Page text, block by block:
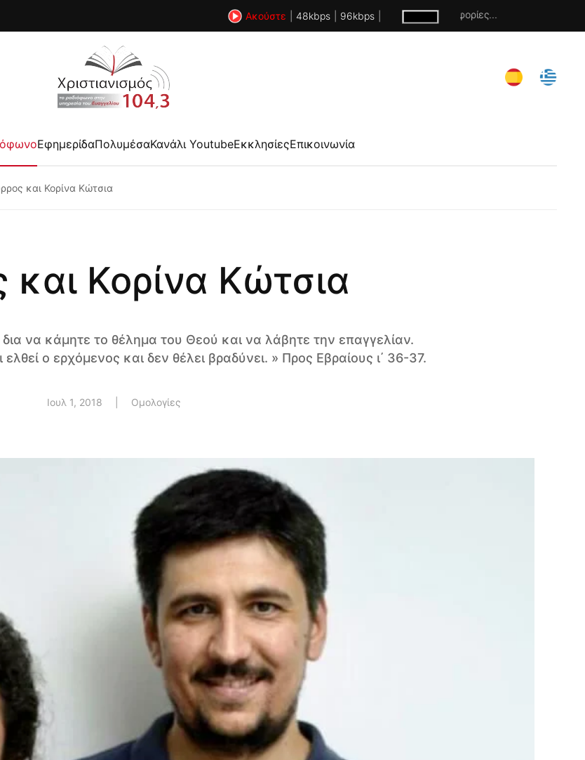
Ακούστε 48kbps 96kbpsΧωρίς πληροφορίες...
ΕφημερίδαΠολυμέσαΚανάλι YoutubeΕκκλησίεςΕπικοινωνία
και Κορίνα Κώτσια
και Κορίνα Κώτσια
δια να κάμητε το θέλημα του Θεού και να λάβητε την επαγγελίαν.
ελθεί ο ερχόμενος και δεν θέλει βραδύνει. » Προς Εβραίους ι΄ 36-37.
Ιουλ 1, 2018 Ομολογίες